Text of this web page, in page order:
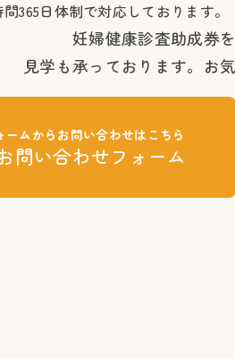
365日体制で対応しております。
妊婦健康診査助成券
見学も承っております。 お
ームからお問い合わせはこちら
問い合わせフォーム